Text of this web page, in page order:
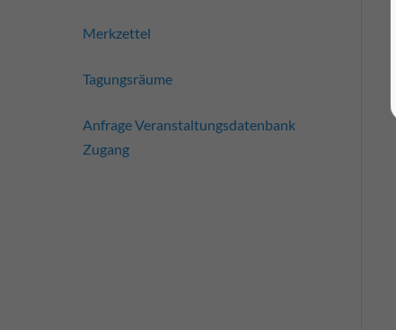
Merkzettel
Tagungsräume
Anfrage Veranstaltungsdatenbank
Zugang